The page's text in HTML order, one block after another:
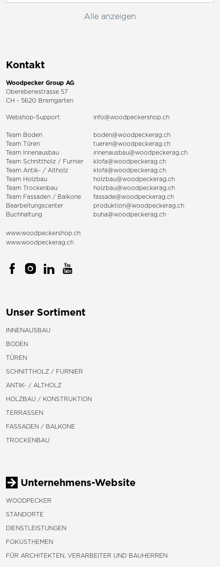
Alle anzeigen
Kontakt
Woodpecker Group AG
Oberebenestrasse 57
CH - 5620 Bremgarten
Webshop-Support info@woodpeckershop.ch
Team Boden
boden@woodpeckerag.ch
Team Türen
tueren@woodpeckerag.ch
Team Innenausbau
innenausbau@woodpeckerag.ch
Team Schnittholz / Furnier
klofa@woodpeckerag.ch
Team Antik- / Altholz
klofa@woodpeckerag.ch
Team Holzbau
holzbau@woodpeckerag.ch
Team Trockenbau
holzbau@woodpeckerag.ch
Team Fassaden / Balkone
fassade@woodpeckerag.ch
Bearbeitungscenter
produktion@woodpeckerag.ch
Buchhaltung
buha@woodpeckerag.ch
www.woodpeckershop.ch
www.woodpeckerag.ch
Unser Sortiment
INNENAUSBAU
BODEN
TÜREN
SCHNITTHOLZ / FURNIER
ANTIK- / ALTHOLZ
HOLZBAU / KONSTRUKTION
TERRASSEN
FASSADEN / BALKONE
TROCKENBAU
Unternehmens-Website
WOODPECKER
STANDORTE
DIENSTLEISTUNGEN
FOKUSTHEMEN
FÜR ARCHITEKTEN, VERARBEITER UND BAUHERREN